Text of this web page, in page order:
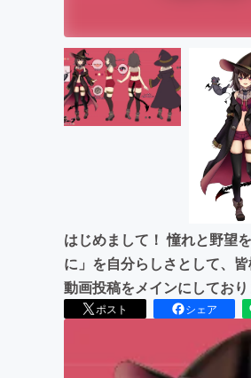
はじめまして！ 憧れと野望
に」を自分らしさとして、
動画投稿をメインにしており
ポスト シェア